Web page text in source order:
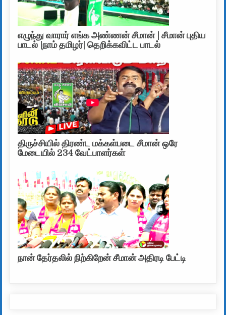
எழுந்து வாரார் எங்க அண்ணன் சீமான் | சீமான் புதிய
பாடல் |நாம் தமிழர்| தெறிக்கவிட்ட பாடல்
திருச்சியில் திரண்ட மக்கள்படை சீமான் ஒரே
மேடையில் 234 வேட்பாளர்கள்
நான் தேர்தலில் நிற்கிறேன் சீமான் அதிரடி பேட்டி